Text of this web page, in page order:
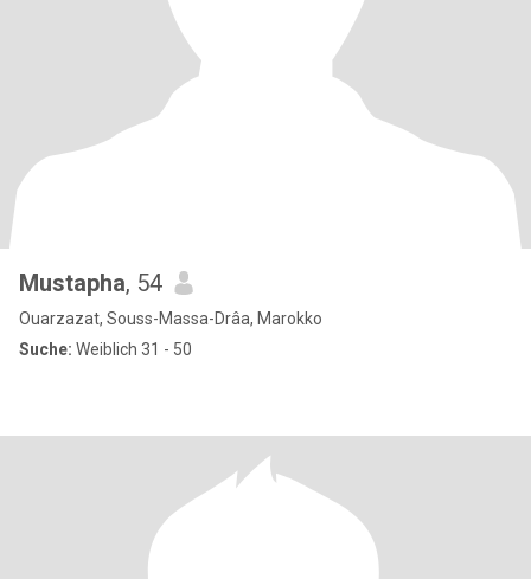
Mustapha, 54
Ouarzazat, Souss-Massa-Drâa, Marokko
Suche: Weiblich 31 - 50